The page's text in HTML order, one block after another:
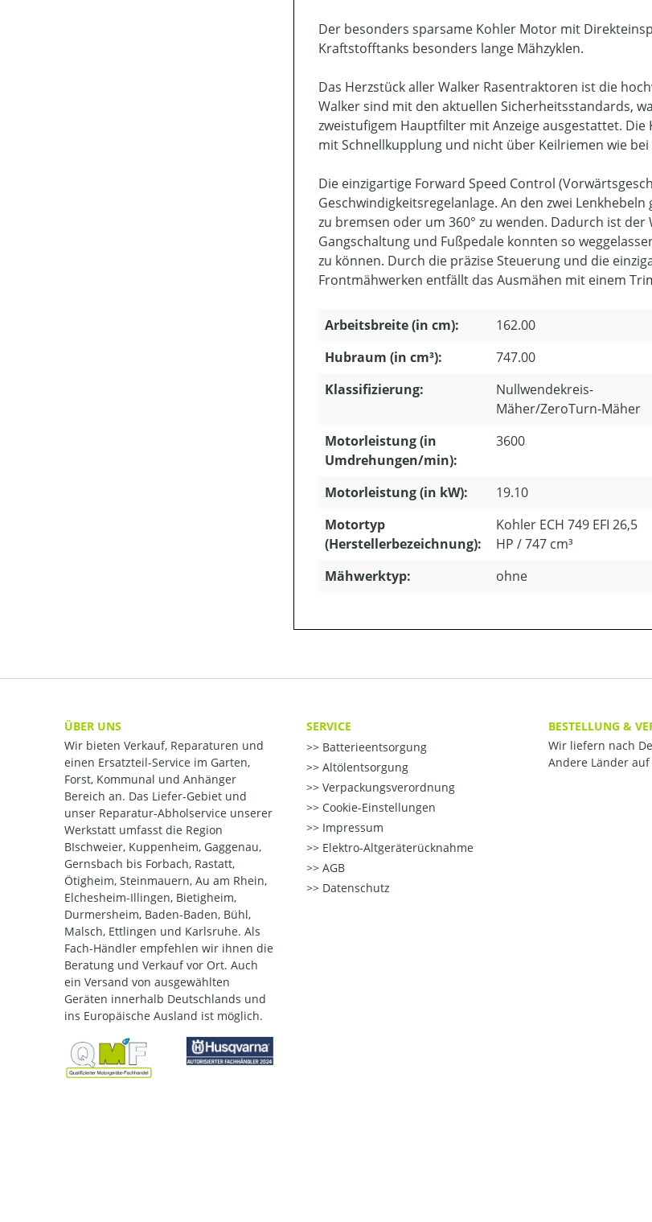
Der besonders sparsame Kohler Motor mit
Kraftstofftanks besonders lange Mähzyklen.
Das Herzstück aller Walker Rasentraktoren ist die
Walker sind mit den aktuellen Sicherheitsstandards,
zweistufigem Hauptfilter mit Anzeige ausgestattet.
mit Schnellkupplung und nicht über Keilriemen wie
Die einzigartige Forward Speed Control
Geschwindigkeitsregelanlage. An den zwei
zu bremsen oder um 360° zu wenden. Dadurch ist
Gangschaltung und Fußpedale konnten so
zu können. Durch die präzise Steuerung und die
Frontmähwerken entfällt das Ausmähen mit einem
Arbeitsbreite (in cm):
162.00
Hubraum (in cm³):
747.00
Klassifizierung:
Nullwendekreis-
Mäher/ZeroTurn-Mäher
Motorleistung (in
Umdrehungen/min):
3600
Motorleistung (in kW):
19.10
Motortyp
(Herstellerbezeichnung):
Kohler ECH 749 EFI 26,5
HP / 747 cm³
Mähwerktyp:
ohne
ÜBER UNS
Wir bieten Verkauf, Reparaturen und
einen Ersatzteil-Service im Garten,
Forst, Kommunal und Anhänger
Bereich an. Das Liefer-Gebiet und
unser Reparatur-Abholservice unserer
Werkstatt umfasst die Region
BIschweier, Kuppenheim, Gaggenau,
Gernsbach bis Forbach, Rastatt,
Ötigheim, Steinmauern, Au am Rhein,
Elchesheim-Illingen, Bietigheim,
Durmersheim, Baden-Baden, Bühl,
Malsch, Ettlingen und Karlsruhe. Als
Fach-Händler empfehlen wir ihnen die
Beratung und Verkauf vor Ort. Auch
ein Versand von ausgewählten
Geräten innerhalb Deutschlands und
ins Europäische Ausland ist möglich.
SERVICE
Batterieentsorgung
Altölentsorgung
Verpackungsverordnung
Cookie-Einstellungen
Impressum
Elektro-Altgeräterücknahme
AGB
Datenschutz
BESTELLUNG &
Wir liefern nach
Andere Länder